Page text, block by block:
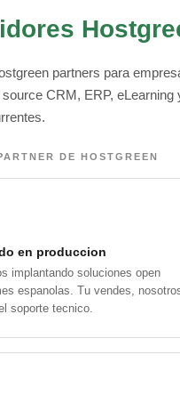
partners para
CRM, ERP,
DE HOSTGREEN
en produccion
implantando soluciones open
espanolas. Tu vendes,
soporte tecnico.